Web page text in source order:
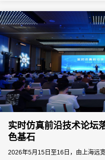
实时仿真前沿技术论坛
色基石
2026年5月15日至16日，由上海远